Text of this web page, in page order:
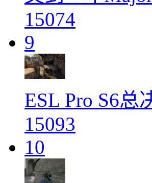
15074
9
ESL Pro S6总
15093
10